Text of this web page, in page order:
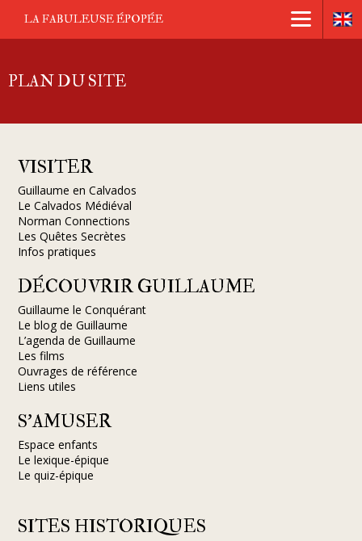
LA FABULEUSE ÉPOPÉE
PLAN DU SITE
VISITER
Guillaume en Calvados
Le Calvados Médiéval
Norman Connections
Les Quêtes Secrètes
Infos pratiques
DÉCOUVRIR GUILLAUME
Guillaume le Conquérant
Le blog de Guillaume
L’agenda de Guillaume
Les films
Ouvrages de référence
Liens utiles
S’AMUSER
Espace enfants
Le lexique-épique
Le quiz-épique
SITES HISTORIQUES